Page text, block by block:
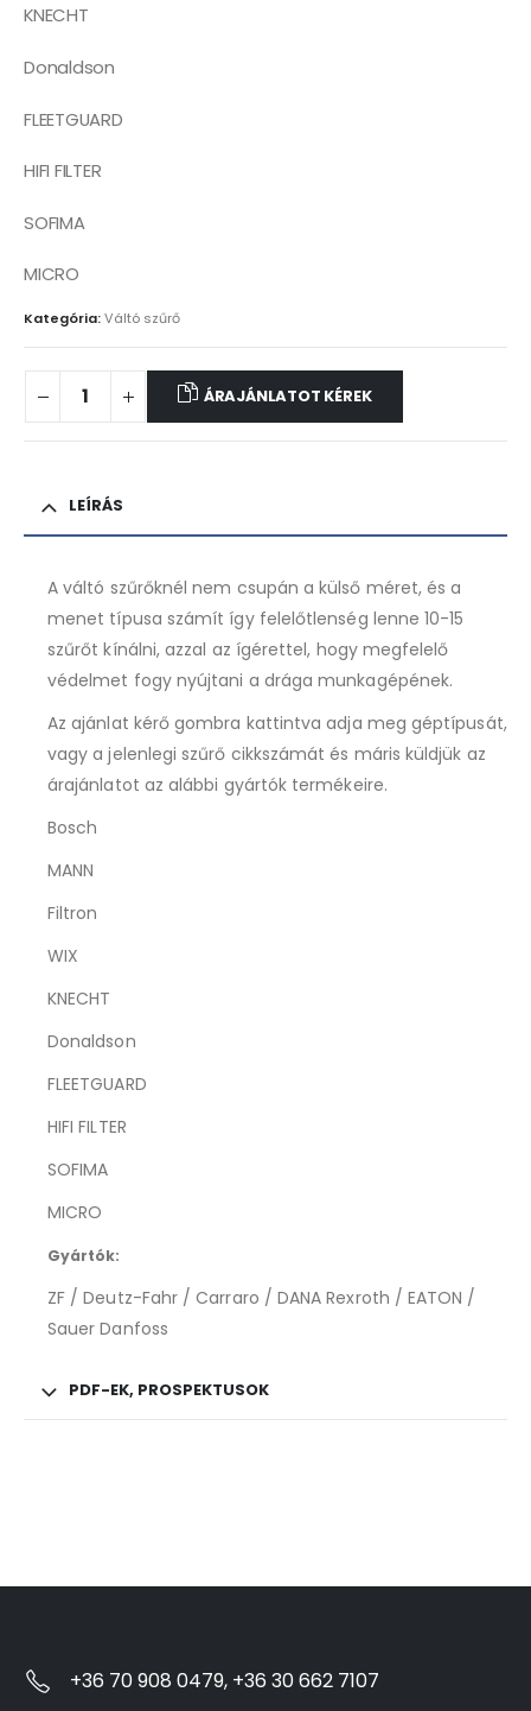
KNECHT
Donaldson
FLEETGUARD
HIFI FILTER
SOFIMA
MICRO
Kategória:Váltó szűrő
ÁRAJÁNLATOT KÉREK
LEÍRÁS
A váltó szűrőknél nem csupán a külső méret, és a
menet típusa számít így felelőtlenség lenne 10-15
szűrőt kínálni, azzal az ígérettel, hogy megfelelő
védelmet fogy nyújtani a drága munkagépének.
Az ajánlat kérő gombra kattintva adja meg géptípusát,
vagy a jelenlegi szűrő cikkszámát és máris küldjük az
árajánlatot az alábbi gyártók termékeire.
Bosch
MANN
Filtron
WIX
KNECHT
Donaldson
FLEETGUARD
HIFI FILTER
SOFIMA
MICRO
Gyártók:
ZF / Deutz-Fahr / Carraro / DANA Rexroth / EATON /
Sauer Danfoss
PDF-EK, PROSPEKTUSOK
+36 70 908 0479, +36 30 662 7107